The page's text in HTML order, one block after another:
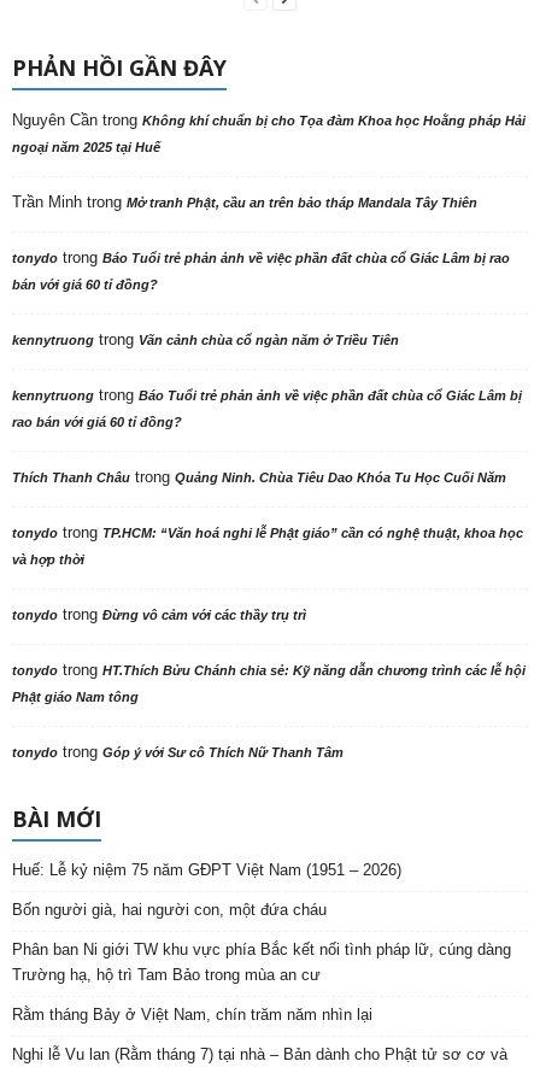
PHẢN HỒI GẦN ĐÂY
Nguyên Cần trong Không khí chuẩn bị cho Tọa đàm Khoa học Hoằng pháp Hải
ngoại năm 2025 tại Huế
Trần Minh trong Mở tranh Phật, cầu an trên bảo tháp Mandala Tây Thiên
tonydo trong Báo Tuổi trẻ phản ảnh về việc phần đất chùa cổ Giác Lâm bị rao
bán với giá 60 tỉ đồng?
kennytruong trong Vãn cảnh chùa cổ ngàn năm ở Triều Tiên
kennytruong trong Báo Tuổi trẻ phản ảnh về việc phần đất chùa cổ Giác Lâm bị
rao bán với giá 60 tỉ đồng?
Thích Thanh Châu trong Quảng Ninh. Chùa Tiêu Dao Khóa Tu Học Cuối Năm
tonydo trong TP.HCM: “Văn hoá nghi lễ Phật giáo” cần có nghệ thuật, khoa học
và hợp thời
tonydo trong Đừng vô cảm với các thầy trụ trì
tonydo trong HT.Thích Bửu Chánh chia sẻ: Kỹ năng dẫn chương trình các lễ hội
Phật giáo Nam tông
tonydo trong Góp ý với Sư cô Thích Nữ Thanh Tâm
BÀI MỚI
Huế: Lễ kỷ niệm 75 năm GĐPT Việt Nam (1951 – 2026)
Bốn người già, hai người con, một đứa cháu
Phân ban Ni giới TW khu vực phía Bắc kết nối tình pháp lữ, cúng dàng
Trường hạ, hộ trì Tam Bảo trong mùa an cư
Rằm tháng Bảy ở Việt Nam, chín trăm năm nhìn lại
Nghi lễ Vu lan (Rằm tháng 7) tại nhà – Bản dành cho Phật tử sơ cơ và